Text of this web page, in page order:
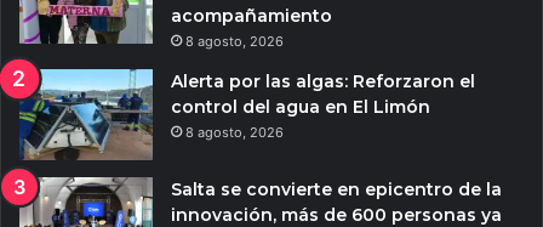
acompañamiento
8 agosto, 2026
Alerta por las algas: Reforzaron el
control del agua en El Limón
8 agosto, 2026
Salta se convierte en epicentro de la
innovación, más de 600 personas ya